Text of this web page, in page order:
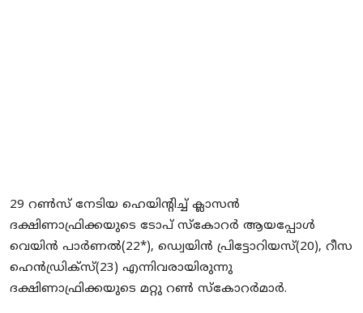
29 റണ്‍സ് നേടിയ ഹെയിന്റിച്ച് ക്ലാസന്‍
ദക്ഷിണാഫ്രിക്കയുടെ ടോപ് സ്‌കോറര്‍ ആയപ്പോള്‍
വെയിന്‍ പാര്‍ണല്‍(22*), ഡ്വെയിന്‍ പ്രിട്ടോറിയസ്(20), റീസ
ഹെന്‍ഡ്രിക്‌സ്(23) എന്നിവരായിരുന്നു
ദക്ഷിണാഫ്രിക്കയുടെ മറ്റു റണ്‍ സ്‌കോറര്‍മാര്‍.